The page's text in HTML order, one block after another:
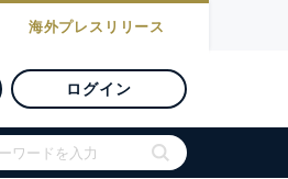
海外プレスリリース
ログイン